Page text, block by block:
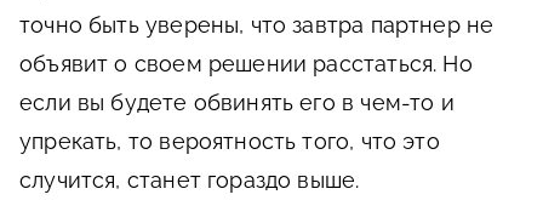
точно быть уверены, что завтра партнер не
объявит о своем решении расстаться. Но
если вы будете обвинять его в чем-то и
упрекать, то вероятность того, что это
случится, станет гораздо выше.